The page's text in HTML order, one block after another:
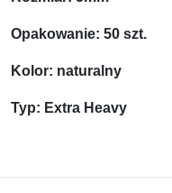
Opakowanie: 50 szt.
Kolor: naturalny
Typ: Extra Heavy